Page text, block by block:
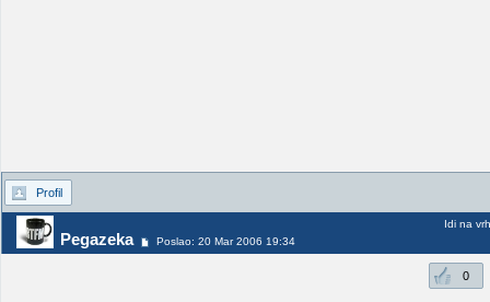
Profil
Pegazeka Poslao: 20 Mar 2006 19:34
Idi na vrh
0